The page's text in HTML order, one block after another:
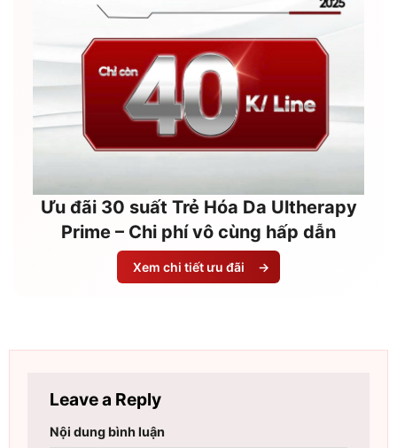
Ưu đãi 30 suất Trẻ Hóa Da Ultherapy
Prime – Chi phí vô cùng hấp dẫn
Xem chi tiết ưu đãi →
Leave a Reply
Nội dung bình luận